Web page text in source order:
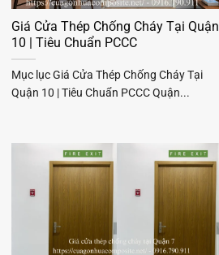
Giá Cửa Thép Chống Cháy Tại Quận
10 | Tiêu Chuẩn PCCC
Mục lục Giá Cửa Thép Chống Cháy Tại
Quận 10 | Tiêu Chuẩn PCCC Quận...